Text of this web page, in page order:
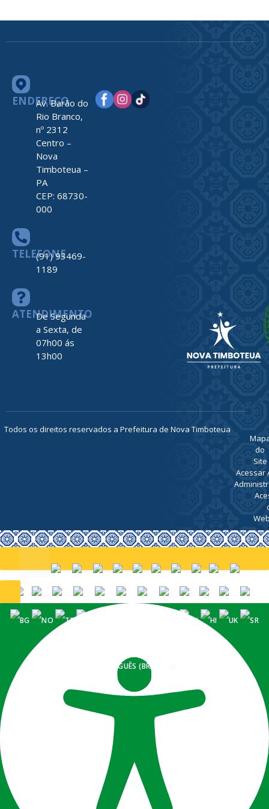
ENDEREÇO
Av. Barão do
Rio Branco,
nº 2312
Centro –
Nova
Timboteua –
PA
CEP: 68730-
000
TELEFONE
(91) 93469-
1189
ATENDIMENTO
De Segunda
a Sexta, de
07h00 ás
13h00
Todos os direitos reservados a Prefeitura de Nova Timboteua
do
Site
Acessar
PORTUGUÊS (BRASIL)